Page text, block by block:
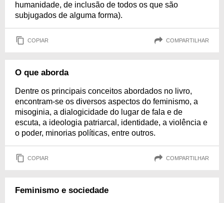
humanidade, de inclusão de todos os que são
subjugados de alguma forma).
COPIAR COMPARTILHAR
O que aborda
Dentre os principais conceitos abordados no livro,
encontram-se os diversos aspectos do feminismo, a
misoginia, a dialogicidade do lugar de fala e de
escuta, a ideologia patriarcal, identidade, a violência e
o poder, minorias políticas, entre outros.
COPIAR COMPARTILHAR
Feminismo e sociedade